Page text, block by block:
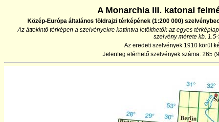
A Monarchia III. katonai
Közép-Európa általános földrajzi térképének (1:200 000)
Az áttekintő térképen a szelvényekre kattintva letölthetők az egyes
szelvény mérete kb.
Az eredeti szelvények 1910 körül
Jelenleg elérhető szelvények száma: 265